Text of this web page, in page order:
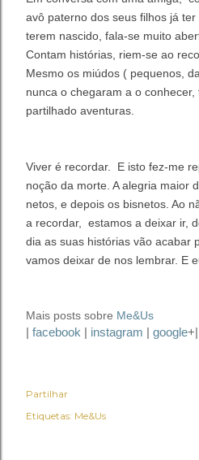
avô paterno dos seus filhos já
terem nascido, fala-se muito
Contam histórias, riem-se ao
Mesmo os miúdos ( pequenos,
nunca o chegaram a o
partilhado aventuras.
Viver é recordar. E isto fez-me
noção da morte. A alegria maior
netos, e depois os bisnetos. Ao
a recordar, estamos a deixar ir,
dia as suas histórias vão acabar
vamos deixar de nos lembrar. E
Mais posts sobre Me&Us
facebook instagram google+|
Partilhar
Etiquetas: Me&Us